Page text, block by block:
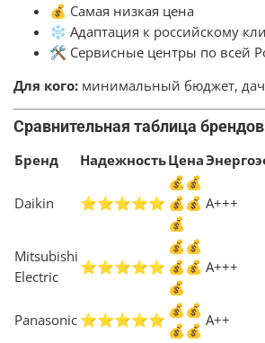
💰 Самая низкая цена
❄️ Адаптация к российскому
🛠️ Сервисные центры по всей
Для кого: минимальный бюджет,
Сравнительная таблица брендов
Бренд НадежностьЦена
Daikin ⭐⭐⭐⭐⭐
💰💰
💰💰
💰
A+++
Mitsubishi
Electric
⭐⭐⭐⭐⭐
💰💰
💰💰
💰
A+++
Panasonic⭐⭐⭐⭐⭐
💰💰
💰💰
A++